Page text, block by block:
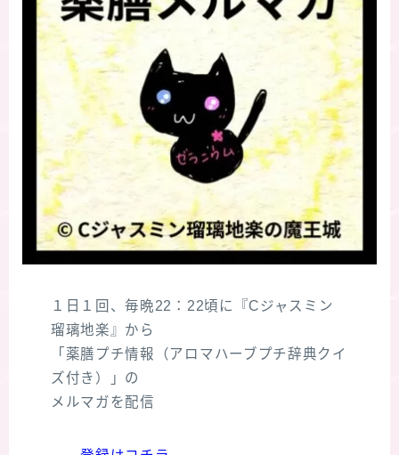
１日１回、毎晩22：22頃に『Cジャスミン
瑠璃地楽』から
「薬膳プチ情報（アロマハーブプチ辞典クイ
ズ付き）」の
メルマガを配信